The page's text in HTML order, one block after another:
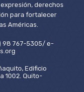
derechos
para fortalecer
Américas.
98 767-5305/ e-
Edificio
1002. Quito-